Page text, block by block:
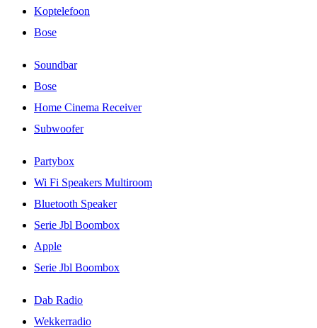
Koptelefoon
Bose
Soundbar
Bose
Home Cinema Receiver
Subwoofer
Partybox
Wi Fi Speakers Multiroom
Bluetooth Speaker
Serie Jbl Boombox
Apple
Serie Jbl Boombox
Dab Radio
Wekkerradio